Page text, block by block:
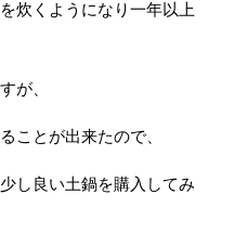
炊くようになり一年以上
が、
ことが出来たので、
し良い土鍋を購入してみ